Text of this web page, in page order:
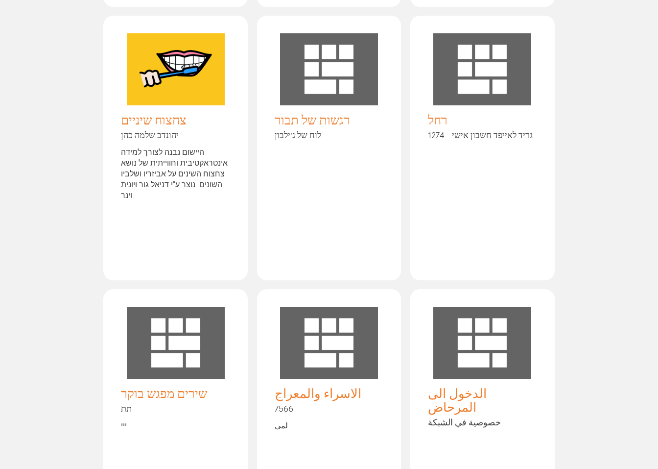
צחצוח שיניים
יהונדב שלמה כהן
היישום נבנה לצורך למידה
אינטראקטיבית וחווייתית של נושא
צחצוח השינים על אביזריו ושלביו
השונים. נוצר ע"י דניאל גור ויונית
וינר
‏‏רגשות של תבור
לוח של ג׳ילבון
רחל
גריד לאייפד חשבון אישי - 1274
שירים מפגש בוקר
תת
ייי
الاسراء والمعراج
7566
لمى
الدخول الى
المرحاض
خصوصية في الشبكة